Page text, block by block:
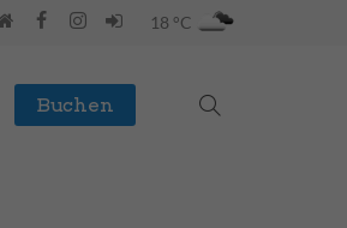
18 °C
Buchen